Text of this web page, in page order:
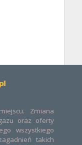
Zmiana
oraz oferty
wszystkiego
takich